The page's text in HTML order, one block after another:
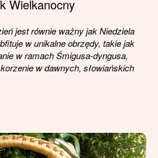
Wielkanocny
jest równie ważny jak Niedziela
w unikalne obrzędy, takie jak
w ramach Śmigusa-dyngusa,
w dawnych, słowiańskich